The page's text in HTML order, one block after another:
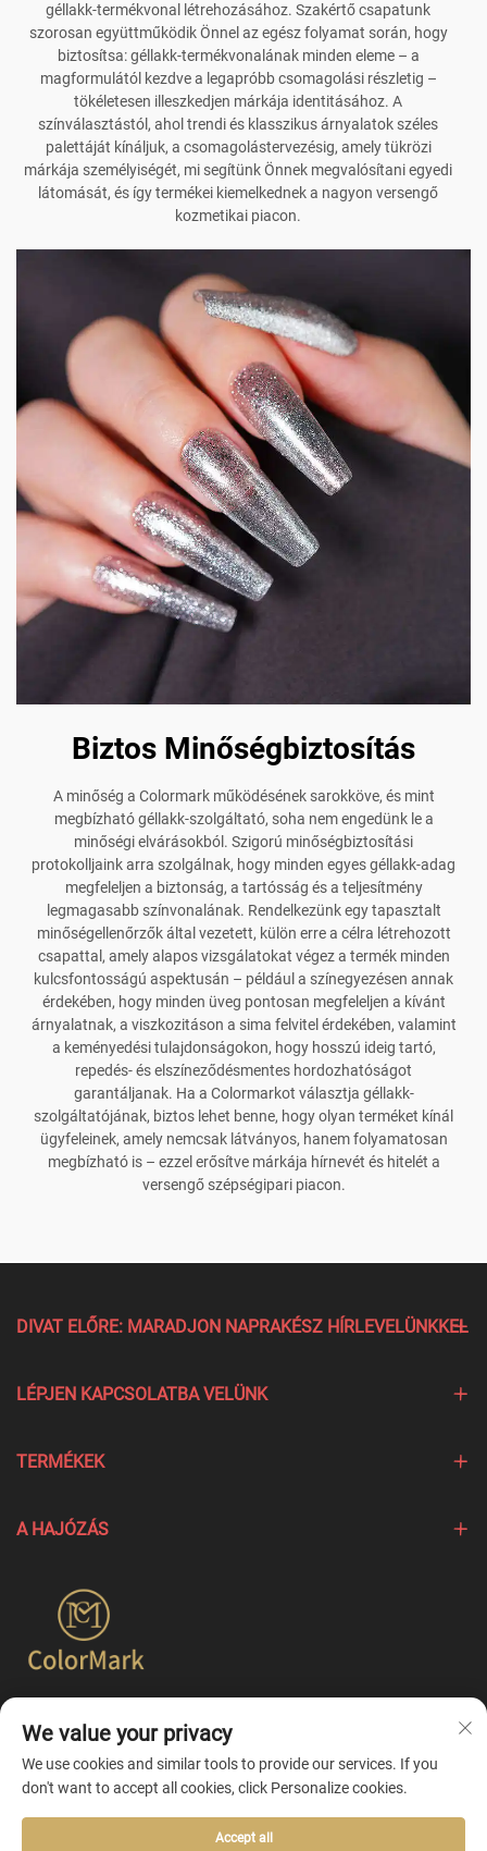
géllakk-termékvonal létrehozásához. Szakértő csapatunk
szorosan együttműködik Önnel az egész folyamat során, hogy
biztosítsa: géllakk-termékvonalának minden eleme – a
magformulától kezdve a legapróbb csomagolási részletig –
tökéletesen illeszkedjen márkája identitásához. A
színválasztástól, ahol trendi és klasszikus árnyalatok széles
palettáját kínáljuk, a csomagolástervezésig, amely tükrözi
márkája személyiségét, mi segítünk Önnek megvalósítani egyedi
látomását, és így termékei kiemelkednek a nagyon versengő
kozmetikai piacon.
Biztos Minőségbiztosítás
A minőség a Colormark működésének sarokköve, és mint
megbízható géllakk-szolgáltató, soha nem engedünk le a
minőségi elvárásokból. Szigorú minőségbiztosítási
protokolljaink arra szolgálnak, hogy minden egyes géllakk-adag
megfeleljen a biztonság, a tartósság és a teljesítmény
legmagasabb színvonalának. Rendelkezünk egy tapasztalt
minőségellenőrzők által vezetett, külön erre a célra létrehozott
csapattal, amely alapos vizsgálatokat végez a termék minden
kulcsfontosságú aspektusán – például a színegyezésen annak
érdekében, hogy minden üveg pontosan megfeleljen a kívánt
árnyalatnak, a viszkozitáson a sima felvitel érdekében, valamint
a keményedési tulajdonságokon, hogy hosszú ideig tartó,
repedés- és elszíneződésmentes hordozhatóságot
garantáljanak. Ha a Colormarkot választja géllakk-
szolgáltatójának, biztos lehet benne, hogy olyan terméket kínál
ügyfeleinek, amely nemcsak látványos, hanem folyamatosan
megbízható is – ezzel erősítve márkája hírnevét és hitelét a
versengő szépségipari piacon.
DIVAT ELŐRE: MARADJON NAPRAKÉSZ HÍRLEVELÜNKKEL
LÉPJEN KAPCSOLATBA VELÜNK
TERMÉKEK
A HAJÓZÁS
termékek létrehozására összpontosít, és egyszerűbb
egyesített testreszabási szolgáltatásokat kínál.
We value your privacy
We use cookies and similar tools to provide our services. If you
don't want to accept all cookies, click Personalize cookies.
Accept all